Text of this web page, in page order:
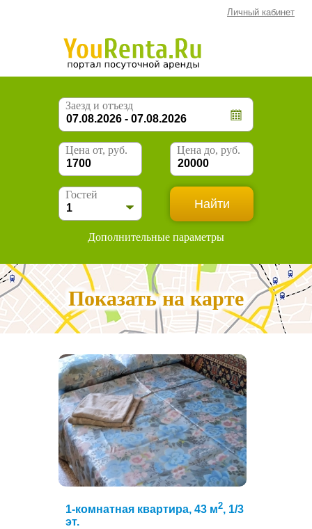
Личный кабинет
Заезд и отъезд
Цена от, руб. Цена до, руб.
Гостей
Дополнительные параметры
Показать на карте
1-комнатная квартира, 43 м2, 1/3
эт.